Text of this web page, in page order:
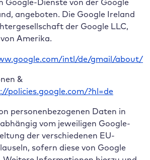
Google-Dienste von der Google
angeboten. Die Google Ireland
der Google LLC,
Amerika.
intl/de/gmail/about/
&
policies.google.com/?hl=de
personenbezogenen Daten in
vom jeweiligen Google-
der verschiedenen EU-
sofern diese von Google